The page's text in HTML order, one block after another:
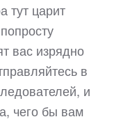
тут царит
вас изрядно
в
и
чего бы вам